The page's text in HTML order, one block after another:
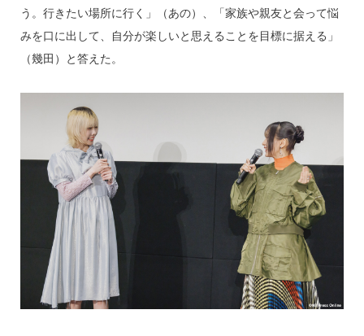
う。行きたい場所に行く」（あの）、「家族や親友と会って悩
みを口に出して、自分が楽しいと思えることを目標に据える」
（幾田）と答えた。